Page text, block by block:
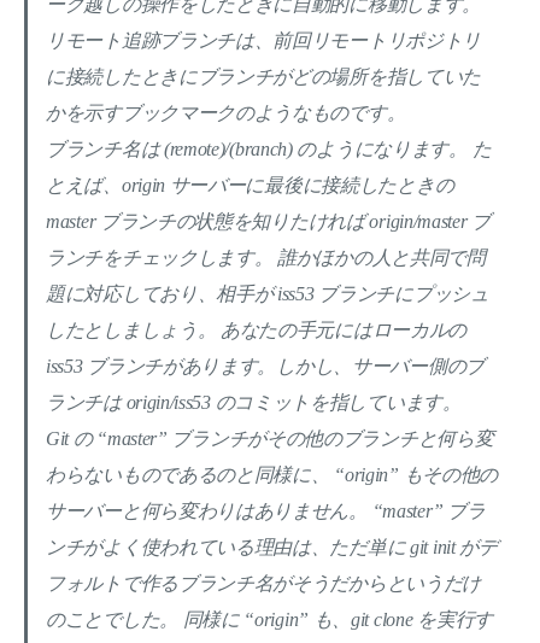
リモート追跡ブランチは、前回リモートリポジトリ
に接続したときにブランチがどの場所を指していた
かを示すブックマークのようなものです。
ブランチ名は (remote)/(branch) のようになります。 た
とえば、origin サーバーに最後に接続したときの
master ブランチの状態を知りたければ origin/master ブ
ランチをチェックします。 誰かほかの人と共同で問
題に対応しており、相手が iss53 ブランチにプッシュ
したとしましょう。 あなたの手元にはローカルの
iss53 ブランチがあります。しかし、サーバー側のブ
ランチは origin/iss53 のコミットを指しています。
Git の “master” ブランチがその他のブランチと何ら変
わらないものであるのと同様に、 “origin” もその他の
サーバーと何ら変わりはありません。 “master” ブラ
ンチがよく使われている理由は、ただ単に git init がデ
フォルトで作るブランチ名がそうだからというだけ
のことでした。 同様に “origin” も、git clone を実行す